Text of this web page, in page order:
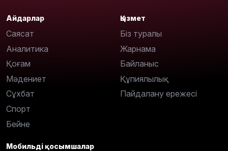
Айдарлар
Саясат
Аналитика
Қоғам
Мәдениет
Сұхбат
Спорт
Бейне
Қызмет
Біз туралы
Жарнама
Байланыс
Құпиялылық
Пайдалану ережесі
Мобильді қосымшалар